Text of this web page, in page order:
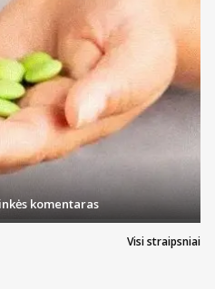
Visi straipsniai
komentaras